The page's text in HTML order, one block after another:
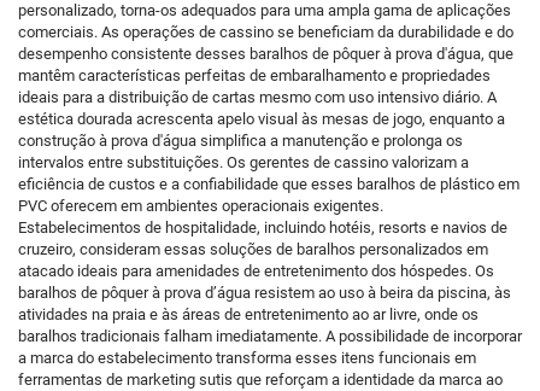
personalizado, torna-os adequados para uma ampla gama de aplicações
comerciais. As operações de cassino se beneficiam da durabilidade e do
desempenho consistente desses baralhos de pôquer à prova d'água, que
mantêm características perfeitas de embaralhamento e propriedades
ideais para a distribuição de cartas mesmo com uso intensivo diário. A
estética dourada acrescenta apelo visual às mesas de jogo, enquanto a
construção à prova d'água simplifica a manutenção e prolonga os
intervalos entre substituições. Os gerentes de cassino valorizam a
eficiência de custos e a confiabilidade que esses baralhos de plástico em
PVC oferecem em ambientes operacionais exigentes.
Estabelecimentos de hospitalidade, incluindo hotéis, resorts e navios de
cruzeiro, consideram essas soluções de baralhos personalizados em
atacado ideais para amenidades de entretenimento dos hóspedes. Os
baralhos de pôquer à prova d’água resistem ao uso à beira da piscina, às
atividades na praia e às áreas de entretenimento ao ar livre, onde os
baralhos tradicionais falham imediatamente. A possibilidade de incorporar
a marca do estabelecimento transforma esses itens funcionais em
ferramentas de marketing sutis que reforçam a identidade da marca ao